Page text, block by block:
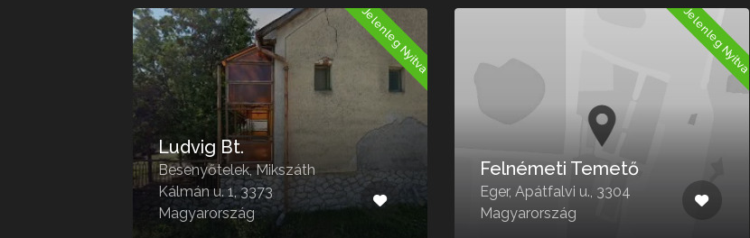
Jelenleg Nyitva
Ludvig Bt.
Besenyőtelek, Mikszáth
Kálmán u. 1, 3373
Magyarország
Jelenleg Nyitva
Felnémeti Temető
Eger, Apátfalvi u., 3304
Magyarország